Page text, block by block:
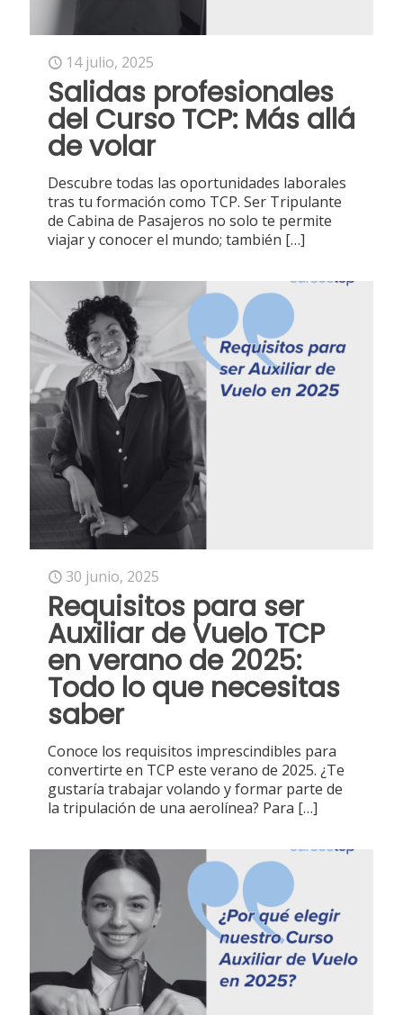
14 julio, 2025
Salidas profesionales
del Curso TCP: Más allá
de volar
Descubre todas las oportunidades laborales
tras tu formación como TCP. Ser Tripulante
de Cabina de Pasajeros no solo te permite
viajar y conocer el mundo; también […]
30 junio, 2025
Requisitos para ser
Auxiliar de Vuelo TCP
en verano de 2025:
Todo lo que necesitas
saber
Conoce los requisitos imprescindibles para
convertirte en TCP este verano de 2025. ¿Te
gustaría trabajar volando y formar parte de
la tripulación de una aerolínea? Para […]